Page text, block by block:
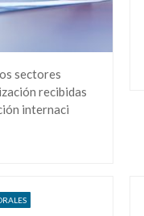
sectores
recibidas
internaci